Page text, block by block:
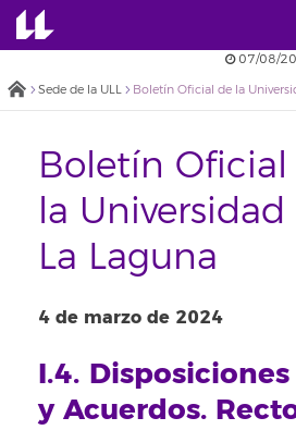
07/08/
Sede de la ULL Boletín Oficial de la
Boletín
la Universidad
La Laguna
4 de marzo de 2024
I.4.
y Acuerdos.